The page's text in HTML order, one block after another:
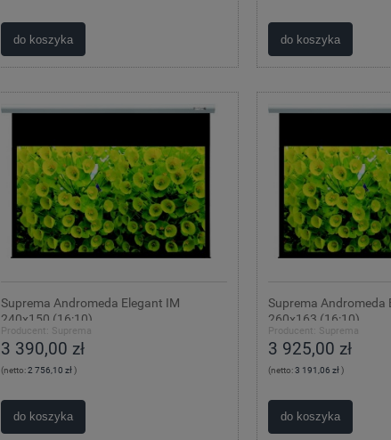
do koszyka do koszyka
Suprema Andromeda Elegant IM
240x150 (16:10)
Producent: Suprema
3 390,00 zł
(netto:2 756,10 zł)
do koszyka
Suprema Andromeda
260x163 (16:10)
Producent: Suprema
3 925,00 zł
(netto:3 191,06 zł)
do koszyka